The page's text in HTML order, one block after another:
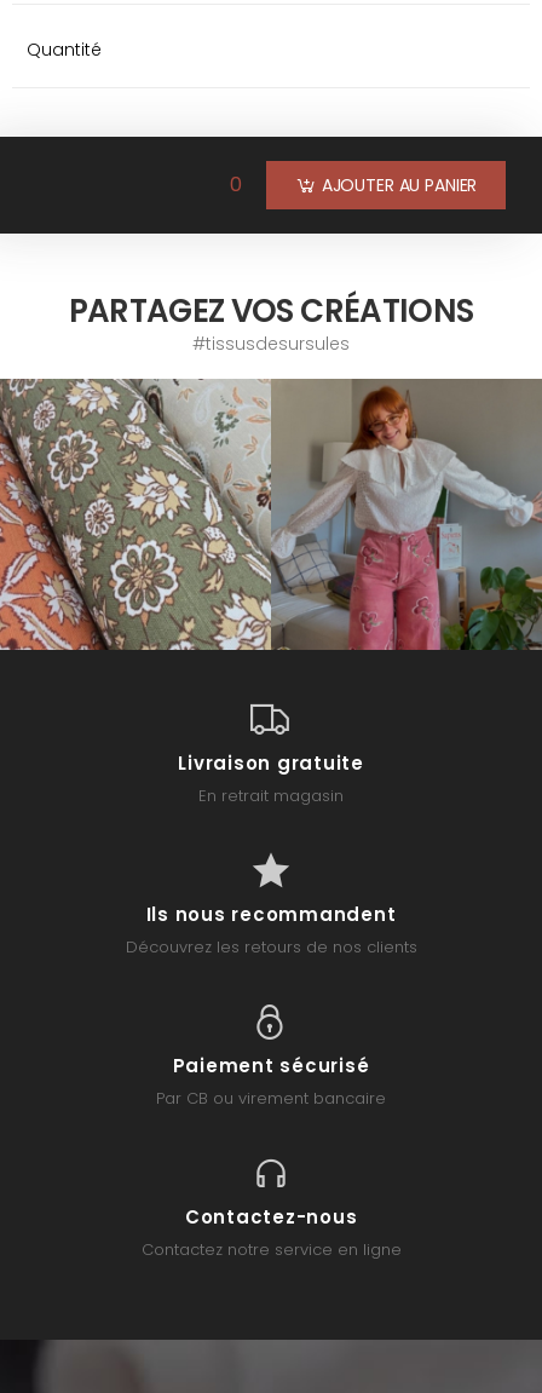
Quantité
0 AJOUTER AU PANIER
PARTAGEZ VOS CRÉATIONS
#tissusdesursules
Livraison gratuite
En retrait magasin
Ils nous recommandent
Découvrez les retours de nos clients
Paiement sécurisé
Par CB ou virement bancaire
Contactez-nous
Contactez notre service en ligne